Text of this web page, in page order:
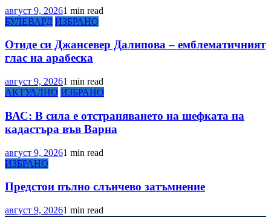
август 9, 20261 min read
БУЛЕВАРД ИЗБРАНО
Отиде си Джансевер Далипова – емблематичният
глас на арабеска
август 9, 20261 min read
АКТУАЛНО ИЗБРАНО
ВАС: В сила е отстраняването на шефката на
кадастъра във Варна
август 9, 20261 min read
ИЗБРАНО
Предстои пълно слънчево затъмнение
август 9, 20261 min read